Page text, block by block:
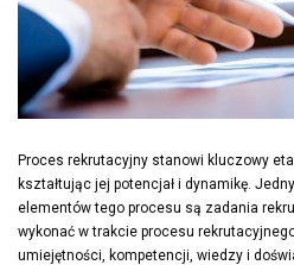
Proces rekrutacyjny stanowi kluczowy
kształtując jej potencjał i dynamikę.
elementów tego procesu są zadania
wykonać w trakcie procesu
umiejętności, kompetencji, wiedzy i